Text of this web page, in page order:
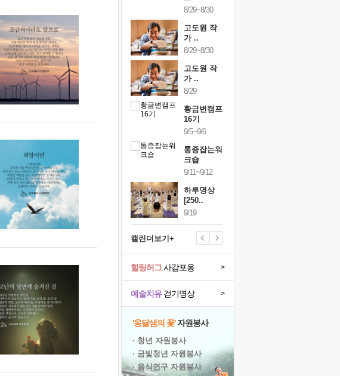
크..
황금변캠프
17기
10/30~10/31
12/12~12/13
8/29~8/30
고도원 작
가 ..
8/29~8/30
고도원 작
가 ..
8/29
황금변캠프
16기
9/5~9/6
통증잡는워
크숍
9/11~9/12
하루명상
[250..
9/19
캘린더보기+
예술치유걷기명상 >
힐링허그사감포옹 >
'옹달샘의 꽃'자원봉사
· 청년 자원봉사
· 금빛청년 자원봉사
· 음식연구 자원봉사